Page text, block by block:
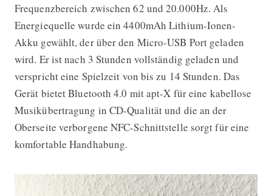
Frequenzbereich zwischen 62 und 20.000Hz. Als
Energiequelle wurde ein 4400mAh Lithium-Ionen-
Akku gewählt, der über den Micro-USB Port geladen
wird. Er ist nach 3 Stunden vollständig geladen und
verspricht eine Spielzeit von bis zu 14 Stunden. Das
Gerät bietet Bluetooth 4.0 mit apt-X für eine kabellose
Musikübertragung in CD-Qualität und die an der
Oberseite verborgene NFC-Schnittstelle sorgt für eine
komfortable Handhabung.